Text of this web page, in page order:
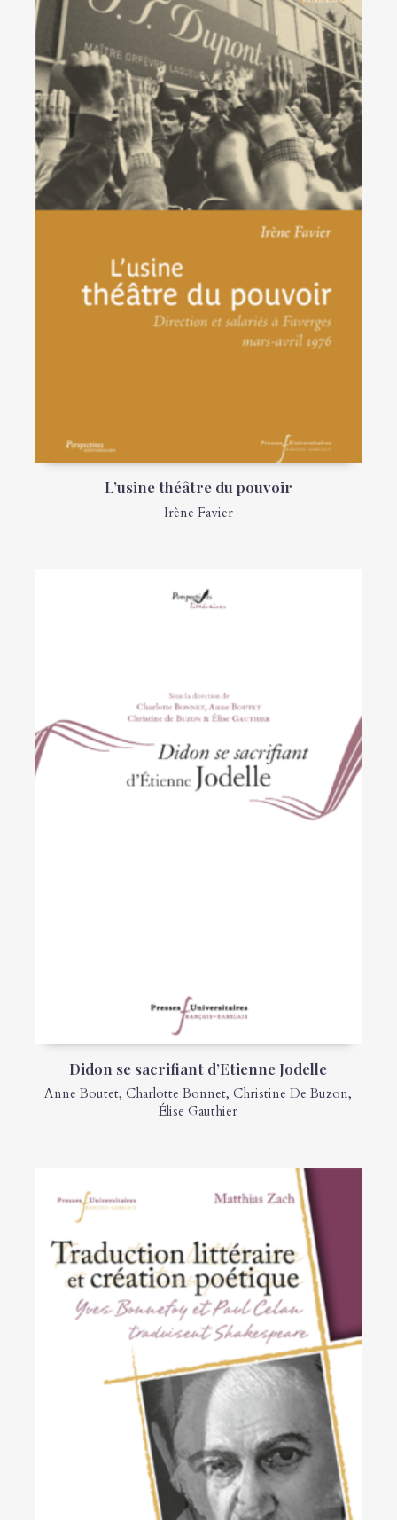
L’usine théâtre du pouvoir
Irène Favier
Didon se sacrifiant d’Etienne Jodelle
Anne Boutet,Charlotte Bonnet,Christine De Buzon,
Élise Gauthier